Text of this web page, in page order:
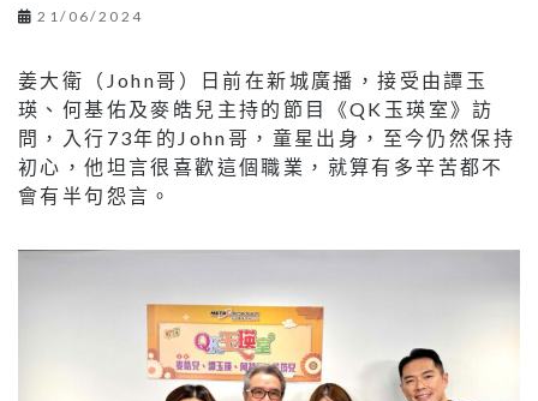
21/06/2024
姜大衛（John哥）日前在新城廣播，接受由譚玉
瑛、何基佑及麥皓兒主持的節目《QK玉瑛室》訪
問，入行73年的John哥，童星出身，至今仍然保持
初心，他坦言很喜歡這個職業，就算有多辛苦都不
會有半句怨言。